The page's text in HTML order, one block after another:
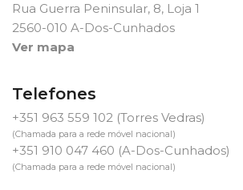
Rua Guerra Peninsular, 8, Loja 1
2560-010 A-Dos-Cunhados
Ver mapa
Telefones
+351 963 559 102 (Torres Vedras)
(Chamada para a rede móvel nacional)
+351 910 047 460 (A-Dos-Cunhados)
(Chamada para a rede móvel nacional)